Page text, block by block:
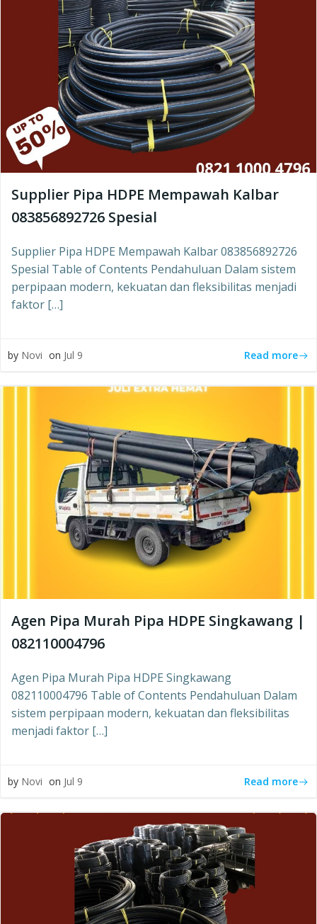
Supplier Pipa HDPE Mempawah Kalbar
083856892726 Spesial
Supplier Pipa HDPE Mempawah Kalbar 083856892726
Spesial Table of Contents Pendahuluan Dalam sistem
perpipaan modern, kekuatan dan fleksibilitas menjadi
faktor […]
by Novi on Jul 9 Read more
Agen Pipa Murah Pipa HDPE Singkawang |
082110004796
Agen Pipa Murah Pipa HDPE Singkawang
082110004796 Table of Contents Pendahuluan Dalam
sistem perpipaan modern, kekuatan dan fleksibilitas
menjadi faktor […]
by Novi on Jul 9 Read more